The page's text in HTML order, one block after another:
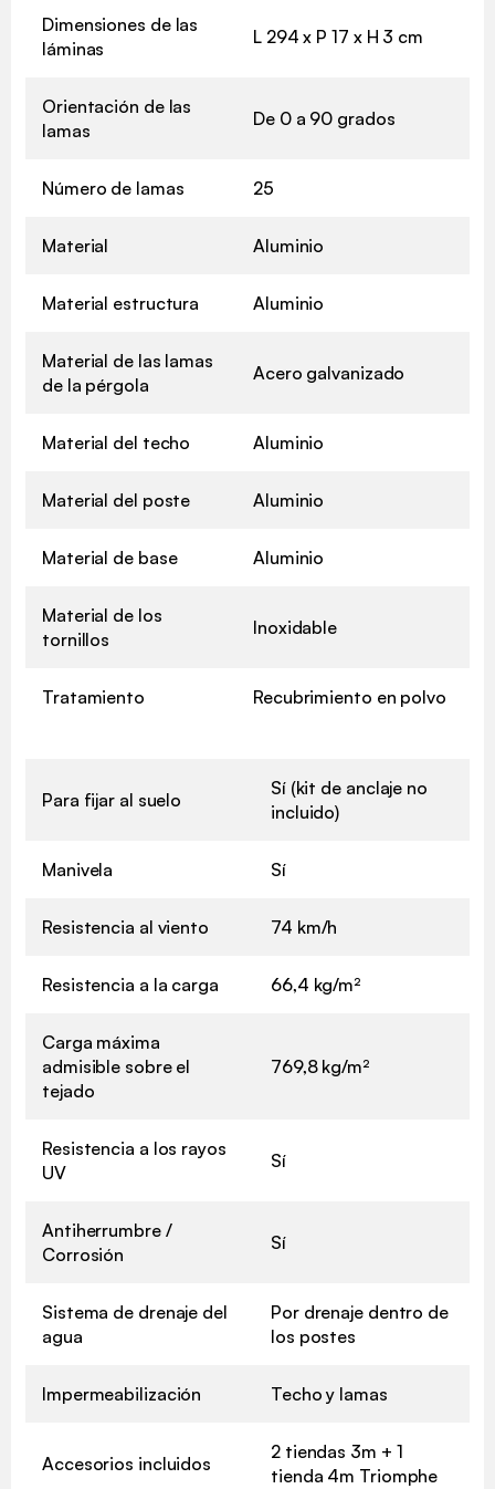
Dimensiones de las
láminas
L 294 x P 17 x H 3 cm
Orientación de las
lamas
De 0 a 90 grados
Número de lamas 25
Material Aluminio
Material estructura Aluminio
Material de las lamas
de la pérgola
Acero galvanizado
Material del techo Aluminio
Material del poste Aluminio
Material de base Aluminio
Material de los
tornillos
Inoxidable
Tratamiento Recubrimiento en polvo
Para fijar al suelo
Sí (kit de anclaje no
incluido)
Manivela Sí
Resistencia al viento 74 km/h
Resistencia a la carga 66,4 kg/m²
Carga máxima
admisible sobre el
tejado
769,8 kg/m²
Resistencia a los rayos
UV
Sí
Antiherrumbre /
Corrosión
Sí
Sistema de drenaje del
agua
Por drenaje dentro de
los postes
Impermeabilización Techo y lamas
Accesorios incluidos
2 tiendas 3m + 1
tienda 4m Triomphe